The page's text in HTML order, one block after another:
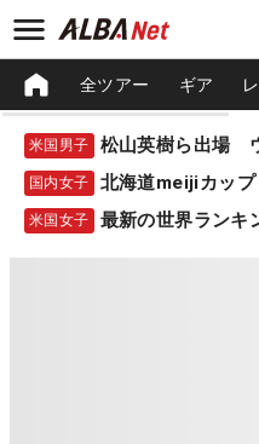
全ツアー ギア
米国男子
国内女子 北海道meijiカッ
米国女子 最新の世界ランキ